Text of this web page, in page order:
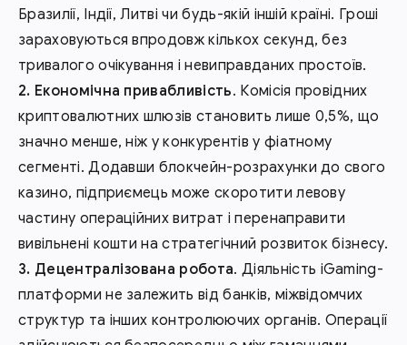
Бразилії, Індії, Литві чи будь-якій іншій країні. Гроші
зараховуються впродовж кількох секунд, без
тривалого очікування і невиправданих простоїв.
Економічна привабливість. Комісія провідних
криптовалютних шлюзів становить лише 0,5%, що
значно менше, ніж у конкурентів у фіатному
сегменті. Додавши блокчейн-розрахунки до свого
казино, підприємець може скоротити левову
частину операційних витрат і перенаправити
вивільнені кошти на стратегічний розвиток бізнесу.
Децентралізована робота. Діяльність iGaming-
платформи не залежить від банків, міжвідомчих
структур та інших контролюючих органів. Операції